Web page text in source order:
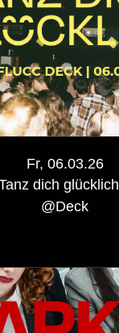
Fr, 06.03.26
dich glücklich
@Deck